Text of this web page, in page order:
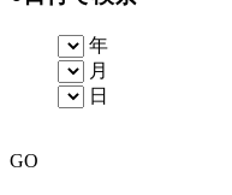
年
月
日
GO